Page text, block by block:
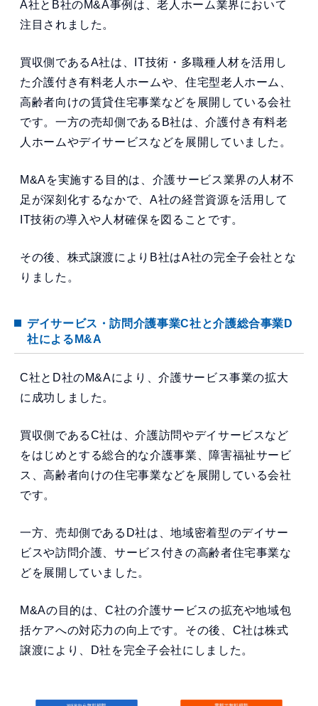
A社とB社のM&A事例は、老人ホーム業界において
注目されました。
買収側であるA社は、IT技術・多職種人材を活用し
た介護付き有料老人ホームや、住宅型老人ホーム、
高齢者向けの賃貸住宅事業などを展開している会社
です。一方の売却側であるB社は、介護付き有料老
人ホームやデイサービスなどを展開していました。
M&Aを実施する目的は、介護サービス業界の人材不
足が深刻化するなかで、A社の経営資源を活用して
IT技術の導入や人材確保を図ることです。
その後、株式譲渡によりB社はA社の完全子会社とな
りました。
デイサービス・訪問介護事業C社と介護総合事業D
社によるM&A
C社とD社のM&Aにより、介護サービス事業の拡大
に成功しました。
買収側であるC社は、介護訪問やデイサービスなど
をはじめとする総合的な介護事業、障害福祉サービ
ス、高齢者向けの住宅事業などを展開している会社
です。
一方、売却側であるD社は、地域密着型のデイサー
ビスや訪問介護、サービス付きの高齢者住宅事業な
どを展開していました。
M&Aの目的は、C社の介護サービスの拡充や地域包
括ケアへの対応力の向上です。その後、C社は株式
譲渡により、D社を完全子会社にしました。